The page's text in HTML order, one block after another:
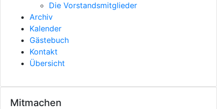
Mitmachen
Die Vorstandsmitglieder
Archiv
Kalender
Gästebuch
Kontakt
Übersicht